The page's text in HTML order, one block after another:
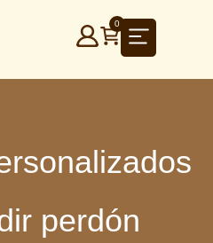
0
perdón